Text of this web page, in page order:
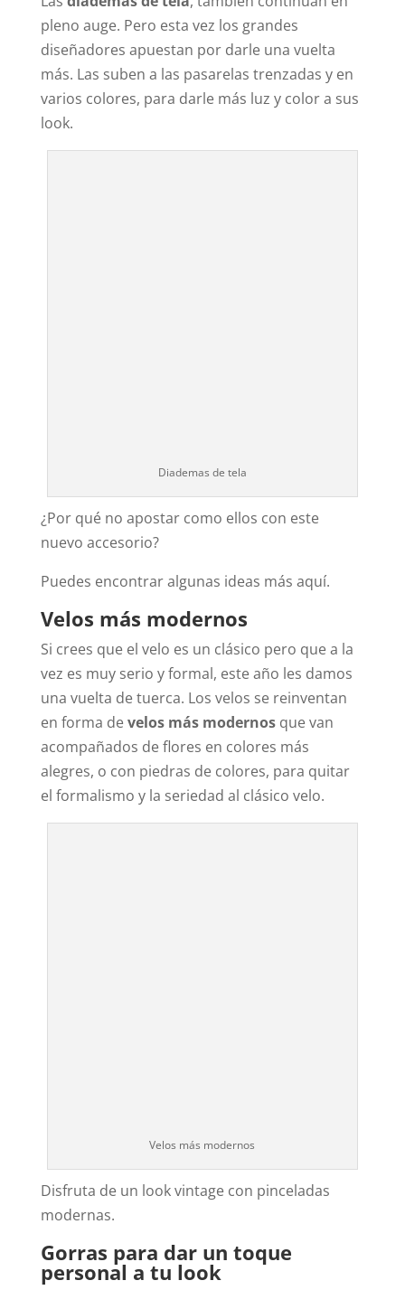
pleno auge. Pero esta vez los grandes
diseñadores apuestan por darle una vuelta
más. Las suben a las pasarelas trenzadas y en
varios colores, para darle más luz y color a sus
look.
Diademas de tela
¿Por qué no apostar como ellos con este
nuevo accesorio?
Puedes encontrar algunas ideas más aquí.
Velos más modernos
Si crees que el velo es un clásico pero que a la
vez es muy serio y formal, este año les damos
una vuelta de tuerca. Los velos se reinventan
en forma develos más modernosque van
acompañados de flores en colores más
alegres, o con piedras de colores, para quitar
el formalismo y la seriedad al clásico velo.
Velos más modernos
Disfruta de un look vintage con pinceladas
modernas.
Gorras para dar un toque
personal a tu look